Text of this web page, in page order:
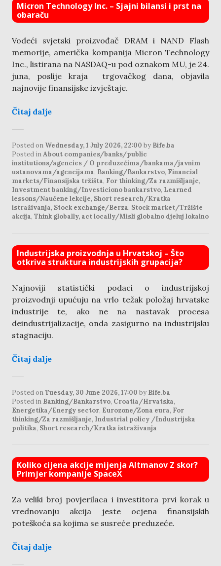
Micron Technology Inc. – Sjajni bilansi i prst na
obaraču
Vodeći svjetski proizvođač DRAM i NAND Flash
memorije, američka kompanija Micron Technology
Inc., listirana na NASDAQ-u pod oznakom MU, je 24.
juna, poslije kraja trgovačkog dana, objavila
najnovije finansijske izvještaje.
Čitaj dalje
Posted on Wednesday, 1 July 2026, 22:00 by Bife.ba
Posted inAbout companies/banks/public
institutions/agencies / O preduzećima/bankama/javnim
ustanovama/agencijama, Banking/Bankarstvo, Financial
markets/Finansijska tržišta, For thinking/Za razmišljanje,
Investment banking/Investiciono bankarstvo, Learned
lessons/Naučene lekcije, Short research/Kratka
istraživanja, Stock exchange/Berza, Stock market/Tržište
akcija, Think globally, act locally/Misli globalno djeluj lokalno
Industrijska proizvodnja u Hrvatskoj – Što
otkriva struktura industrijskih grupacija?
Najnoviji statistički podaci o industrijskoj
proizvodnji upućuju na vrlo težak položaj hrvatske
industrije te, ako ne na nastavak procesa
deindustrijalizacije, onda zasigurno na industrijsku
stagnaciju.
Čitaj dalje
Posted onTuesday, 30 June 2026, 17:00 by Bife.ba
Posted in Banking/Bankarstvo, Croatia/Hrvatska,
Energetika/Energy sector, Eurozone/Zona eura, For
thinking/Za razmišljanje, Industrial policy /Industrijska
politika, Short research/Kratka istraživanja
Koliko cijena akcije mijenja Altmanov Z skor?
Primjer kompanije SpaceX
Za veliki broj povjerilaca i investitora prvi korak u
vrednovanju akcija jeste ocjena finansijskih
poteškoća sa kojima se susreće preduzeće.
Čitaj dalje